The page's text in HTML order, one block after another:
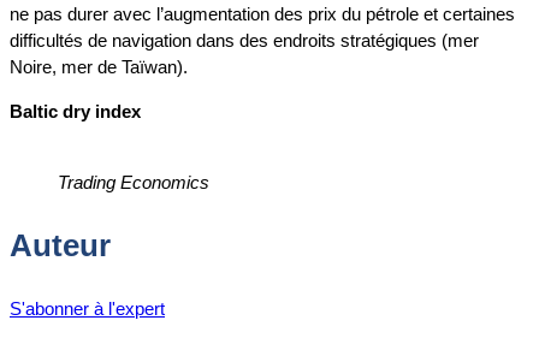
ne pas durer avec l’augmentation des prix du pétrole et certaines
difficultés de navigation dans des endroits stratégiques (mer
Noire, mer de Taïwan).
Baltic dry index
Trading Economics
Auteur
S'abonner à l'expert